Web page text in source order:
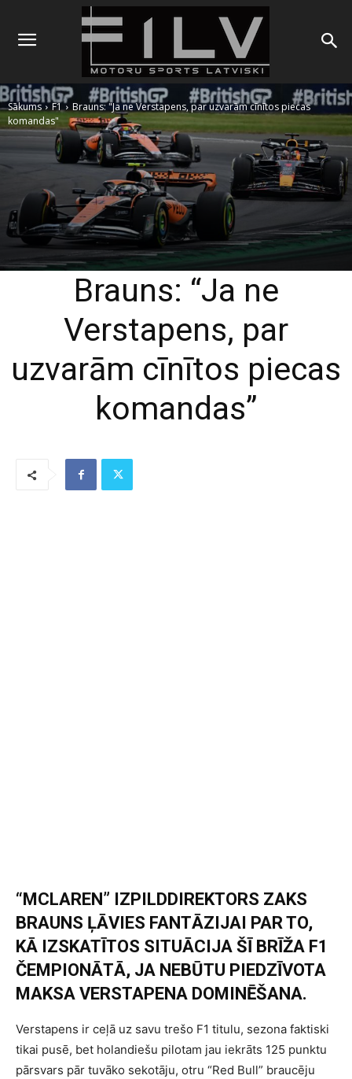
Sākums F1
Brauns: "Ja ne Verstapens, par uzvarām cīnītos piecas
komandas"
Brauns: “Ja ne
Verstapens, par
uzvarām cīnītos piecas
komandas”
“MCLAREN” IZPILDDIREKTORS ZAKS
BRAUNS ĻĀVIES FANTĀZIJAI PAR TO,
KĀ IZSKATĪTOS SITUĀCIJA ŠĪ BRĪŽA F1
ČEMPIONĀTĀ, JA NEBŪTU PIEDZĪVOTA
MAKSA VERSTAPENA DOMINĒŠANA.
Verstapens ir ceļā uz savu trešo F1 titulu, sezona faktiski
tikai pusē, bet holandiešu pilotam jau iekrāts 125 punktu
pārsvars pār tuvāko sekotāju, otru “Red Bull” braucēju